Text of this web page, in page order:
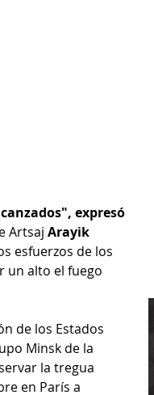
expresó
Artsaj Arayik
esfuerzos de los
un alto el fuego
de los Estados
Minsk de la
la tregua
en París a